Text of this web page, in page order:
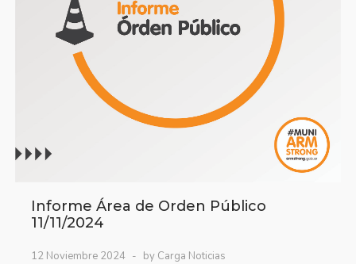
Informe Área de Orden Público
11/11/2024
12 Noviembre 2024 by Carga Noticias